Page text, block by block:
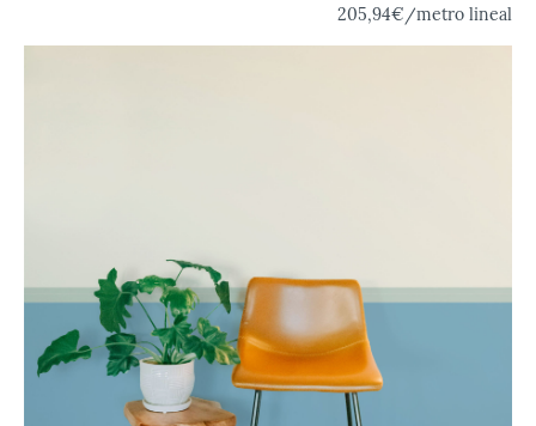
205,94€/metro lineal